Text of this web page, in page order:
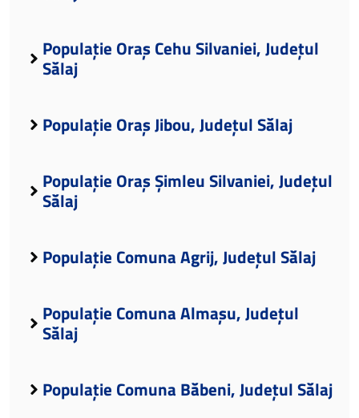
Populație Oraș Cehu Silvaniei, Județul
Sălaj
Populație Oraș Jibou, Județul Sălaj
Populație Oraș Șimleu Silvaniei, Județul
Sălaj
Populație Comuna Agrij, Județul Sălaj
Populație Comuna Almașu, Județul
Sălaj
Populație Comuna Băbeni, Județul Sălaj